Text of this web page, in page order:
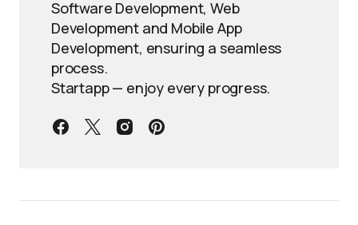
Software Development, Web
Development and Mobile App
Development, ensuring a seamless
process.
Startapp — enjoy every progress.